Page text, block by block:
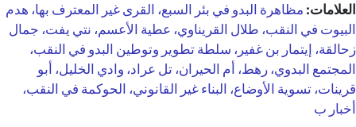
العلامات: مظاهرة البدو في بئر السبع، القرى غير المعترف بها، هدم
البيوت في النقب، طلال القريناوي، عطية الأعسم، نتي يفت، جمال
زحالقة، إيتمار بن غفير، سلطة تطوير وتوطين البدو في النقب،
المجتمع البدوي، رهط، أم الحيران، تل عراد، وادي الخليل، أبو
قرينات، تسوية الأوضاع، البناء غير القانوني، الحوكمة في النقب،
أخبار ب